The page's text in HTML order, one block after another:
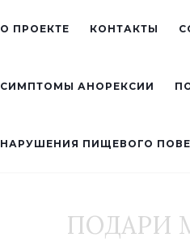
О ПРОЕКТЕ КОНТАКТЫ
СИМПТОМЫ АНОРЕКСИИ
НАРУШЕНИЯ ПИЩЕВОГО
ПОДАРИ